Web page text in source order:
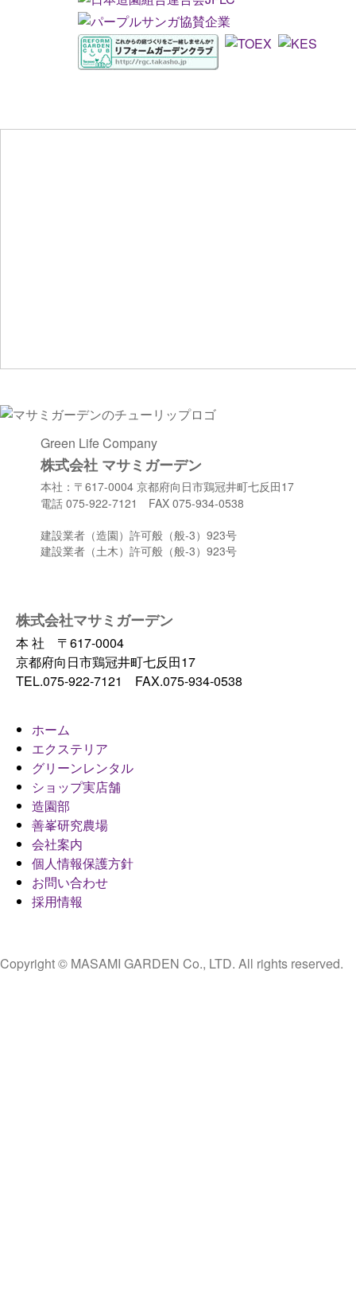
Green Life Company
株式会社 マサミガーデン
本社：〒617-0004 京都府向日市鶏冠井町七反田17
電話 075-922-7121 FAX 075-934-0538
建設業者（造園）許可般（般-3）923号
建設業者（土木）許可般（般-3）923号
株式会社マサミガーデン
本 社 〒617-0004
京都府向日市鶏冠井町七反田17
TEL.075-922-7121 FAX.075-934-0538
ホーム
エクステリア
グリーンレンタル
ショップ実店舗
造園部
善峯研究農場
会社案内
個人情報保護方針
お問い合わせ
採用情報
Copyright © MASAMI GARDEN Co., LTD. All rights reserved.